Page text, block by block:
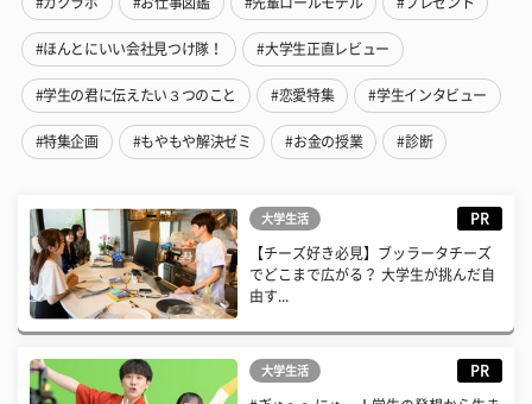
#ほんとにいい会社見つけ隊！ #大学生正直レビュー
#学生の君に伝えたい３つのこと #恋愛特集 #学生インタビュー
#特集企画 #もやもや解決ゼミ #お金の授業 #診断
大学生活 PR
【チーズ好き必見】ブッラータチーズ
でどこまで広がる？ 大学生が挑んだ自
由す...
大学生活 PR